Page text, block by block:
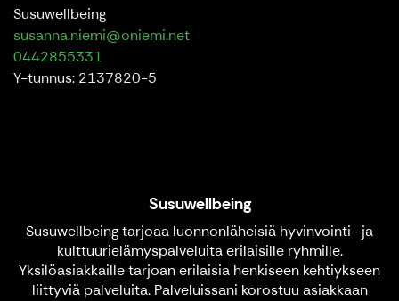
Susuwellbeing
susanna.niemi@oniemi.net
0442855331
Y-tunnus: 2137820-5
Susuwellbeing
Susuwellbeing tarjoaa luonnonläheisiä hyvinvointi- ja
kulttuurielämyspalveluita erilaisille ryhmille.
Yksilöasiakkaille tarjoan erilaisia henkiseen kehtiykseen
liittyviä palveluita. Palveluissani korostuu asiakkaan